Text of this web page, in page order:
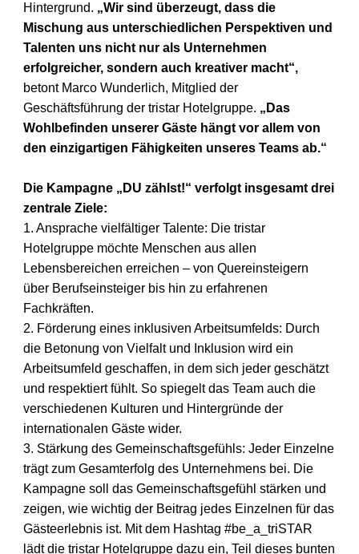
Hintergrund. „Wir sind überzeugt, dass die
Mischung aus unterschiedlichen Perspektiven und
Talenten uns nicht nur als Unternehmen
erfolgreicher, sondern auch kreativer macht“,
betont Marco Wunderlich, Mitglied der
Geschäftsführung der tristar Hotelgruppe. „Das
Wohlbefinden unserer Gäste hängt vor allem von
den einzigartigen Fähigkeiten unseres Teams ab.“
Die Kampagne „DU zählst!“ verfolgt insgesamt drei
zentrale Ziele:
1. Ansprache vielfältiger Talente: Die tristar
Hotelgruppe möchte Menschen aus allen
Lebensbereichen erreichen – von Quereinsteigern
über Berufseinsteiger bis hin zu erfahrenen
Fachkräften.
2. Förderung eines inklusiven Arbeitsumfelds: Durch
die Betonung von Vielfalt und Inklusion wird ein
Arbeitsumfeld geschaffen, in dem sich jeder geschätzt
und respektiert fühlt. So spiegelt das Team auch die
verschiedenen Kulturen und Hintergründe der
internationalen Gäste wider.
3. Stärkung des Gemeinschaftsgefühls: Jeder Einzelne
trägt zum Gesamterfolg des Unternehmens bei. Die
Kampagne soll das Gemeinschaftsgefühl stärken und
zeigen, wie wichtig der Beitrag jedes Einzelnen für das
Gästeerlebnis ist. Mit dem Hashtag #be_a_triSTAR
lädt die tristar Hotelgruppe dazu ein, Teil dieses bunten